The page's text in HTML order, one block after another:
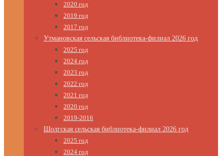
2020 год
2019 год
2017 год
Утмановская сельская библиотека-филиал 2026 год
2025 год
2024 год
2023 год
2022 год
2021 год
2020 год
2019-2016
Шолгская сельская библиотека-филиал 2026 год
2025 год
2024 год